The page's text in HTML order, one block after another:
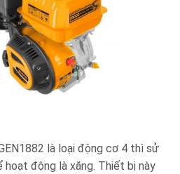
là loại động cơ 4 thì sử
hoạt động là xăng. Thiết bị này